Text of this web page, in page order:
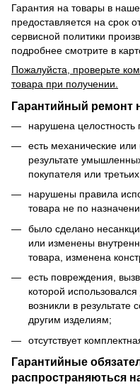
Гарантия на товары в
предоставляется на срок
сервисной политики
подробнее смотрите в
Пожалуйста, проверьте
товара при получении.
Гарантийный ремонт
нарушена целостность
есть механические
результате
покупателя или
нарушены правила
товара не по
было сделано
или изменены
товара, изменена
есть повреждения,
которой
возникли в
другим изделиям;
отсутствует
Гарантийные
распространяються